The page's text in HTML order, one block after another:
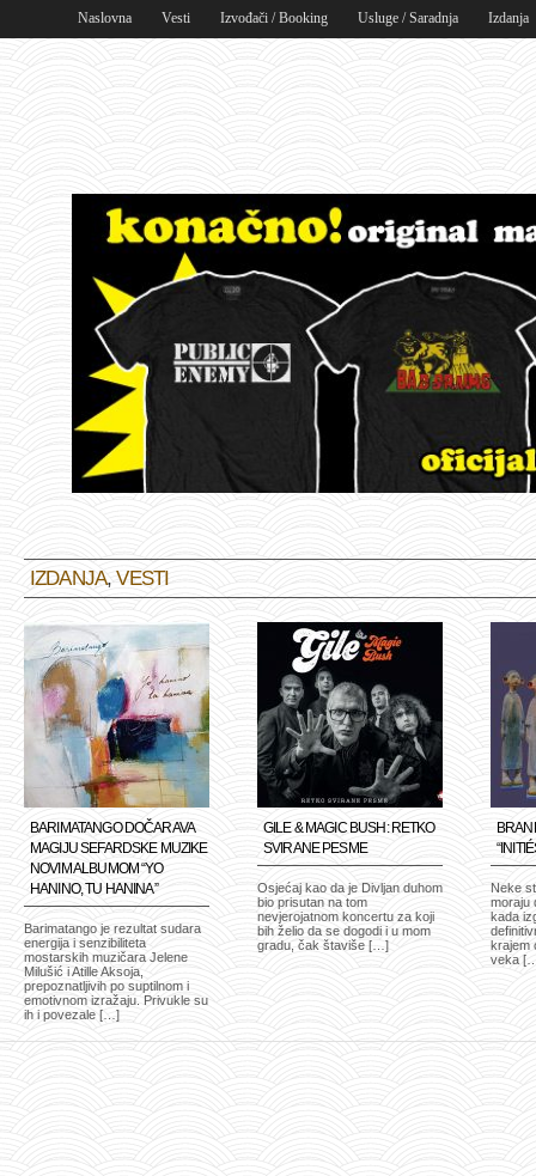
Naslovna Vesti Izvođači / Booking Usluge / Saradnja Izdanja
IZDANJA,VESTI
BARIMATANGO DOČARAVA
MAGIJU SEFARDSKE MUZIKE
NOVIM ALBUMOM “YO
HANINO, TU HANINA”
Barimatango je rezultat sudara
energija i senzibiliteta
mostarskih muzičara Jelene
Milušić i Atille Aksoja,
prepoznatljivih po suptilnom i
emotivnom izražaju. Privukle su
ih i povezale […]
GILE & MAGIC BUSH: RETKO
SVIRANE PESME
Osjećaj kao da je Divljan duhom
bio prisutan na tom
nevjerojatnom koncertu za koji
bih želio da se dogodi i u mom
gradu, čak štaviše […]
Neke
moraju
kada
krajem
veka